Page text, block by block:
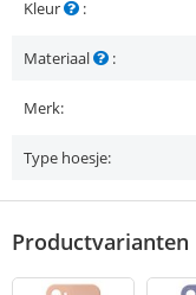
Kleur :
Materiaal :
Merk:
Type hoesje:
Productvarianten